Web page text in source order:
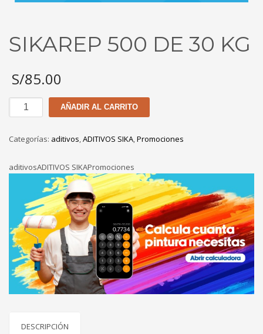
SIKAREP 500 DE 30 KG
S/85.00
SIKAREP
500
30
cantidad
AÑADIR AL CARRITO
Categorías: aditivos,ADITIVOS SIKA,Promociones
aditivosADITIVOS SIKAPromociones
DESCRIPCIÓN